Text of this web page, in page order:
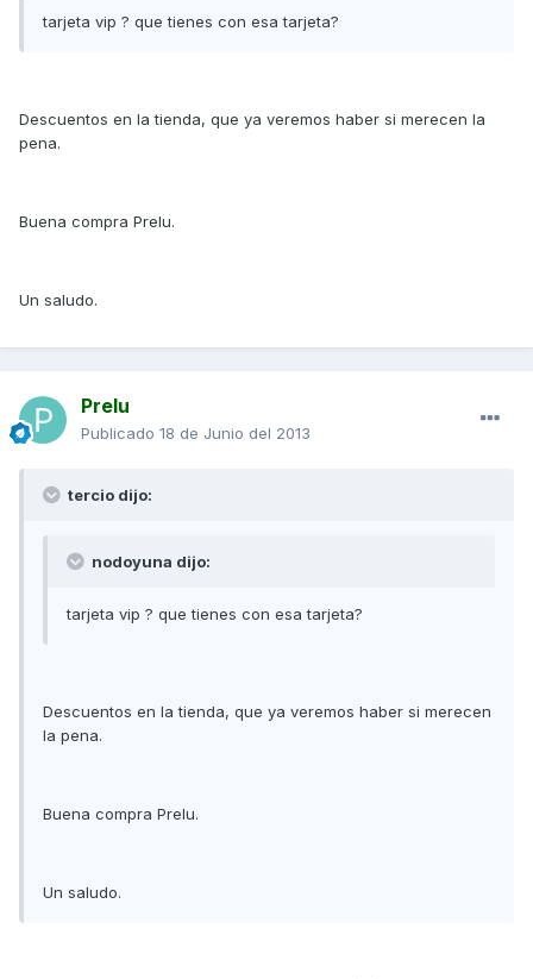
tarjeta vip ? que tienes con esa tarjeta?
Descuentos en la tienda, que ya veremos haber si merecen la
pena.
Buena compra Prelu.
Un saludo.
Prelu
Publicado 18 de Junio del 2013
tercio dijo:
nodoyuna dijo:
tarjeta vip ? que tienes con esa tarjeta?
Descuentos en la tienda, que ya veremos haber si merecen
la pena.
Buena compra Prelu.
Un saludo.